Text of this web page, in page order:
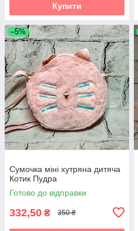
Купити
–5%
Сумочка міні хутряна дитяча
Котик Пудра
Готово до відправки
332,50 ₴ 350 ₴